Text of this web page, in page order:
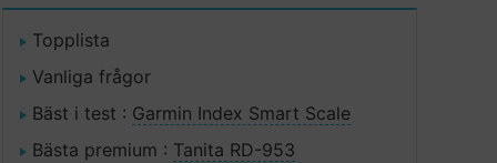
Topplista
Vanliga frågor
Bäst i test : Garmin Index Smart Scale
Bästa premium : Tanita RD-953